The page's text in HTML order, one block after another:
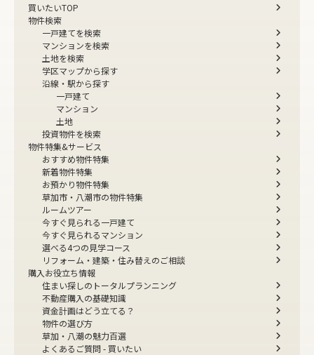
買いたいTOP
物件検索
一戸建てを検索
マンションを検索
土地を検索
学区マップから探す
沿線・駅から探す
一戸建て
マンション
土地
投資物件を検索
物件特集&サービス
おすすめ物件特集
新着物件特集
お預かり物件特集
草加市・八潮市の物件特集
ルームツアー
今すぐ見られる一戸建て
今すぐ見られるマンション
選べる4つの見学コース
リフォーム・建築・住み替えのご相談
購入お役立ち情報
住まい探しのトータルプランニング
不動産購入の基礎知識
資金計画はどう立てる？
物件の選び方
草加・八潮の魅力百選
よくあるご質問 - 買いたい